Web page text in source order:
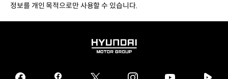
정보를 개인 목적으로만 사용할 수 있습니다.
HYUNDAI
GROUP